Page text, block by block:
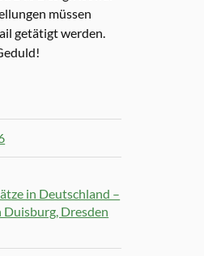
müssen
getätigt werden.
in Deutschland –
Dresden